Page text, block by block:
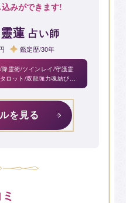
みができます!
蓮 占い師
鑑定歴/30年
降霊術/ツインレイ/守護霊
ロット/双龍強力魂結び・
の秘術浄化/思念伝達/波動
リング/風水
を見る